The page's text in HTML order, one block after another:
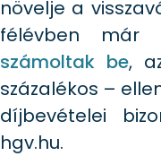
növelje a
félévben már
számoltak be,
százalékos –
díjbevételei
hgv.hu.